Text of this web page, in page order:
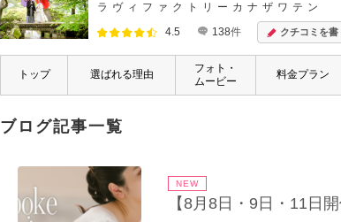
ラヴィファクトリーカナザワテン
4.5
138件 クチコミを書
トップ 選ばれる理由
フォト・
ムービー
料金プラン
ブログ記事一覧
NEW
【8月8日・9日・11日